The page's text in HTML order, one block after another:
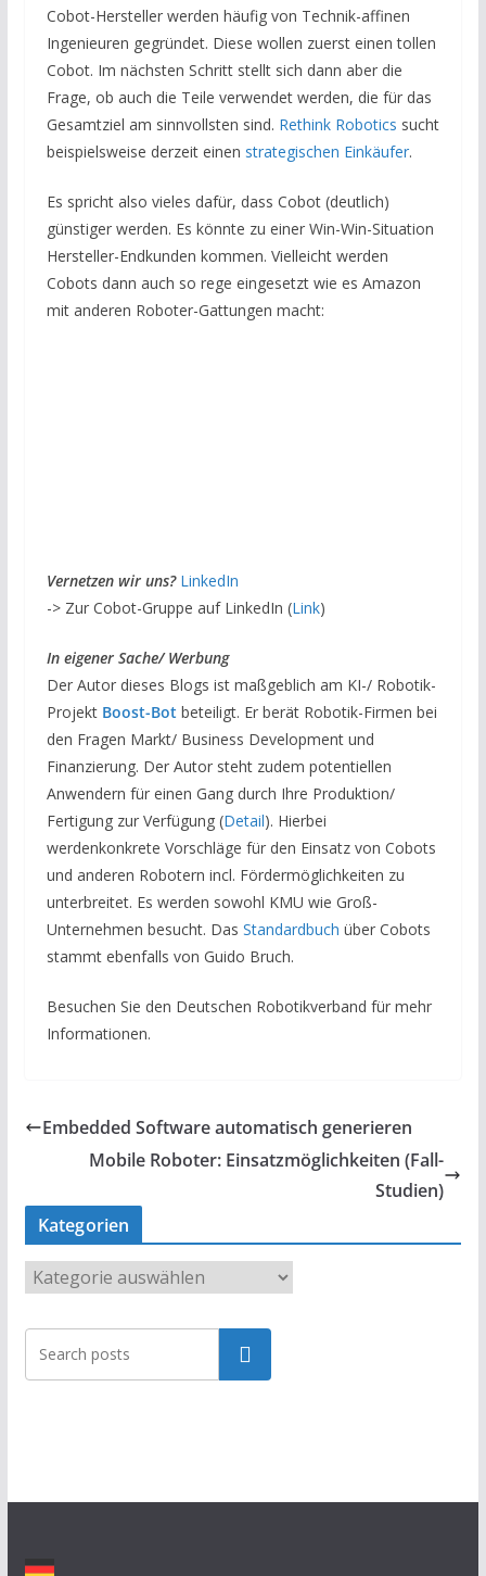
Cobot-Hersteller werden häufig von Technik-affinen
Ingenieuren gegründet. Diese wollen zuerst einen tollen
Cobot. Im nächsten Schritt stellt sich dann aber die
Frage, ob auch die Teile verwendet werden, die für das
Gesamtziel am sinnvollsten sind. Rethink Robotics sucht
beispielsweise derzeit einen strategischen Einkäufer.
Es spricht also vieles dafür, dass Cobot (deutlich)
günstiger werden. Es könnte zu einer Win-Win-Situation
Hersteller-Endkunden kommen. Vielleicht werden
Cobots dann auch so rege eingesetzt wie es Amazon
mit anderen Roboter-Gattungen macht:
Vernetzen wir uns? LinkedIn
-> Zur Cobot-Gruppe auf LinkedIn (Link)
In eigener Sache/ Werbung
Der Autor dieses Blogs ist maßgeblich am KI-/ Robotik-
Projekt Boost-Bot beteiligt. Er berät Robotik-Firmen bei
den Fragen Markt/ Business Development und
Finanzierung. Der Autor steht zudem potentiellen
Anwendern für einen Gang durch Ihre Produktion/
Fertigung zur Verfügung (Detail). Hierbei
werdenkonkrete Vorschläge für den Einsatz von Cobots
und anderen Robotern incl. Fördermöglichkeiten zu
unterbreitet. Es werden sowohl KMU wie Groß-
Unternehmen besucht. Das Standardbuch über Cobots
stammt ebenfalls von Guido Bruch.
Besuchen Sie den Deutschen Robotikverband für mehr
Informationen.
Embedded Software automatisch generieren
Mobile Roboter: Einsatzmöglichkeiten (Fall-
Studien)
Kategorien
t
g
Suchen